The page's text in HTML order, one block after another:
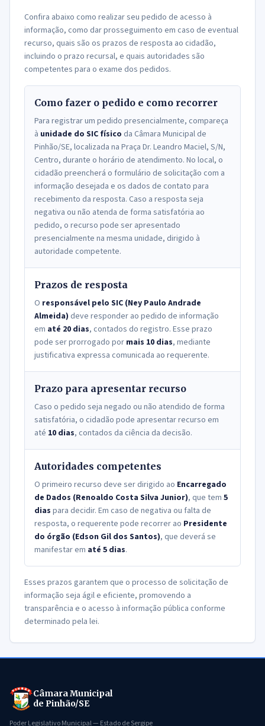
Confira abaixo como realizar seu pedido de acesso à
informação, como dar prosseguimento em caso de eventual
recurso, quais são os prazos de resposta ao cidadão,
incluindo o prazo recursal, e quais autoridades são
competentes para o exame dos pedidos.
Como fazer o pedido e como recorrer
Para registrar um pedido presencialmente, compareça
à unidade do SIC físico da Câmara Municipal de
Pinhão/SE, localizada na Praça Dr. Leandro Maciel, S/N,
Centro, durante o horário de atendimento. No local, o
cidadão preencherá o formulário de solicitação com a
informação desejada e os dados de contato para
recebimento da resposta. Caso a resposta seja
negativa ou não atenda de forma satisfatória ao
pedido, o recurso pode ser apresentado
presencialmente na mesma unidade, dirigido à
autoridade competente.
Prazos de resposta
O responsável pelo SIC (Ney Paulo Andrade
Almeida) deve responder ao pedido de informação
em até 20 dias, contados do registro. Esse prazo
pode ser prorrogado por mais 10 dias, mediante
justificativa expressa comunicada ao requerente.
Prazo para apresentar recurso
Caso o pedido seja negado ou não atendido de forma
satisfatória, o cidadão pode apresentar recurso em
até 10 dias, contados da ciência da decisão.
Autoridades competentes
O primeiro recurso deve ser dirigido ao Encarregado
de Dados (Renoaldo Costa Silva Junior), que tem 5
dias para decidir. Em caso de negativa ou falta de
resposta, o requerente pode recorrer ao Presidente
do órgão (Edson Gil dos Santos), que deverá se
manifestar em até 5 dias.
Esses prazos garantem que o processo de solicitação de
informação seja ágil e eficiente, promovendo a
transparência e o acesso à informação pública conforme
determinado pela lei.
Câmara Municipal
de Pinhão/SE
Poder Legislativo Municipal — Estado de Sergipe